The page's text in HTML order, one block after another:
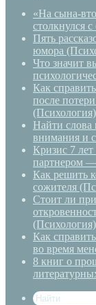
«На сына-
столкнулся
Пять
юмора
Что значит
Как
после
(Психология)
Найти слова
внимания и
Кризис 7 лет
партнером
Как решить
сожителя
Стоит ли
(Психология)
Как
во время
8 книг о